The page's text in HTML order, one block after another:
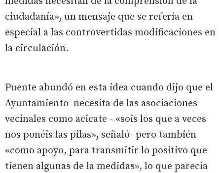
ciudadanía», un mensaje que se refería en
especial a las controvertidas modificaciones en
la circulación.
Puente abundó en esta idea cuando dijo que el
Ayuntamiento necesita de las asociaciones
vecinales como acicate - «sois los que a veces
nos ponéis las pilas», señaló- pero también
«como apoyo, para transmitir lo positivo que
tienen algunas de la medidas», lo que parecía